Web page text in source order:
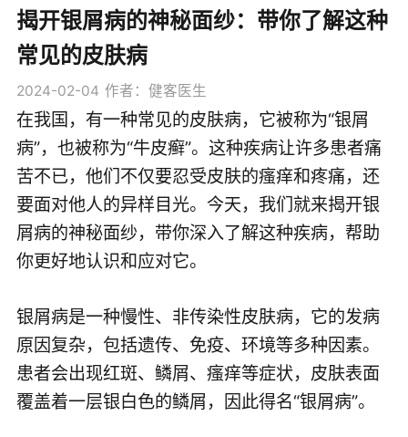
揭开银屑病的神秘面纱：带你了解这种
常见的皮肤病
2024-02-04 作者：健客医生
在我国，有一种常见的皮肤病，它被称为“银屑
病”，也被称为“牛皮癣”。这种疾病让许多患者痛
苦不已，他们不仅要忍受皮肤的瘙痒和疼痛，还
要面对他人的异样目光。今天，我们就来揭开银
屑病的神秘面纱，带你深入了解这种疾病，帮助
你更好地认识和应对它。
银屑病是一种慢性、非传染性皮肤病，它的发病
原因复杂，包括遗传、免疫、环境等多种因素。
患者会出现红斑、鳞屑、瘙痒等症状，皮肤表面
覆盖着一层银白色的鳞屑，因此得名“银屑病”。